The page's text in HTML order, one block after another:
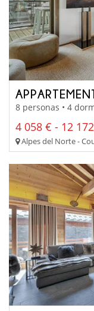
8 personas • 4
4 058 € - 12
Alpes del Norte -